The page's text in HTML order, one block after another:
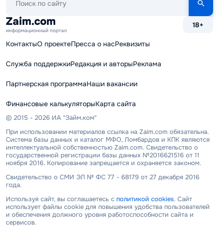
сайту
Zaim.com
информационный портал
18+
КонтактыО проектеПресса о насРеквизиты
Служба поддержкиРедакция и авторыРеклама
Партнерская программаНаши вакансии
Финансовые калькуляторыКарта сайта
© 2015 - 2026 ИА "Займ.ком"
При использовании материалов ссылка на Zaim.com обязательна.
Система базы данных и каталог МФО, Ломбардов и КПК являются
интеллектуальной собственностью Zaim.com. Свидетельство о
государственной регистрации базы данных №2016621516 от 11
ноября 2016. Копирование запрещается и охраняется законом.
Свидетельство о СМИ ЭЛ № ФС 77 - 68179 от 27 декабря 2016
года.
Используя сайт, вы соглашаетесь с политикой cookies. Сайт
использует файлы cookie для повышения удобства пользователей
и обеспечения должного уровня работоспособности сайта и
сервисов.